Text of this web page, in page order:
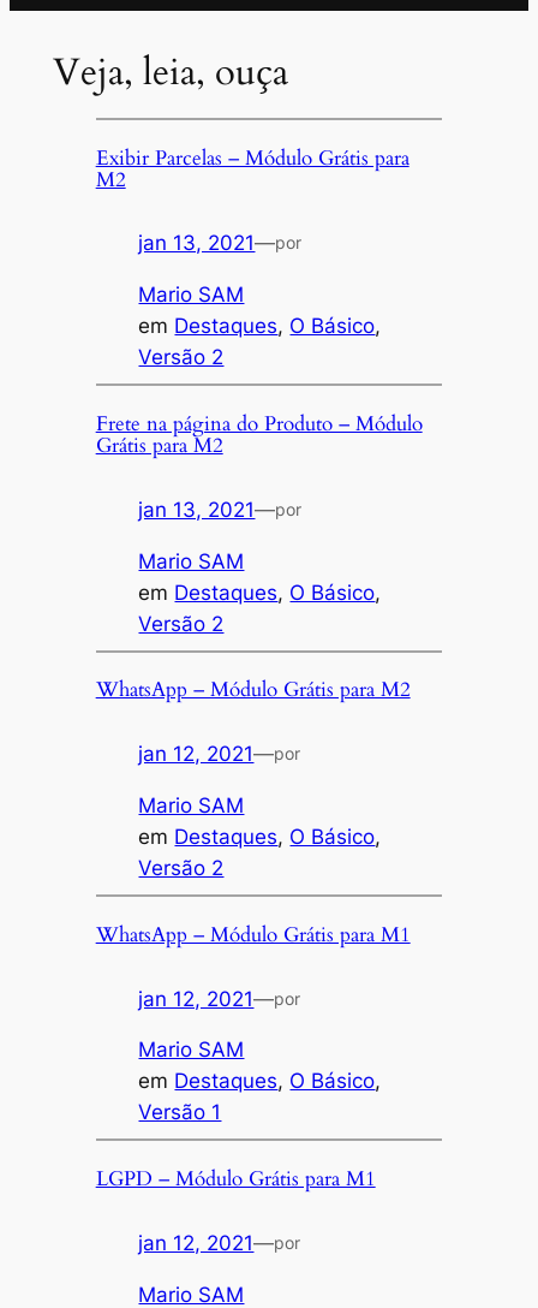
Veja, leia, ouça
Exibir Parcelas – Módulo Grátis para
M2
jan 13, 2021—por
Mario SAM
em Destaques, O Básico
Versão 2
Frete na página do Produto – Módulo
Grátis para M2
jan 13, 2021—por
Mario SAM
em Destaques, O Básico
Versão 2
WhatsApp – Módulo Grátis para M2
jan 12, 2021—por
Mario SAM
em Destaques, O Básico
Versão 2
WhatsApp – Módulo Grátis para M1
jan 12, 2021—por
Mario SAM
em Destaques, O Básico
Versão 1
LGPD – Módulo Grátis para M1
jan 12, 2021—por
Mario SAM